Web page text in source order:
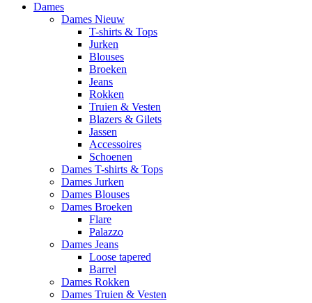
Dames
Dames Nieuw
T-shirts & Tops
Jurken
Blouses
Broeken
Jeans
Rokken
Truien & Vesten
Blazers & Gilets
Jassen
Accessoires
Schoenen
Dames T-shirts & Tops
Dames Jurken
Dames Blouses
Dames Broeken
Flare
Palazzo
Dames Jeans
Loose tapered
Barrel
Dames Rokken
Dames Truien & Vesten